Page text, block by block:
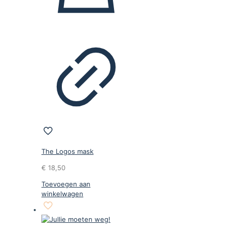
The Logos mask
€ 18,50
Toevoegen aan
winkelwagen